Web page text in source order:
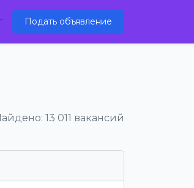
Подать объявление
13 011 вакансий